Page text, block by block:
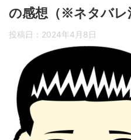
の感想（※ネタバレ
投稿日： 2024年4月8日